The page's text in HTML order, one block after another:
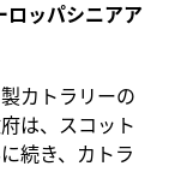
ッパシニアア
カトラリーの
は、スコット
続き、カトラ